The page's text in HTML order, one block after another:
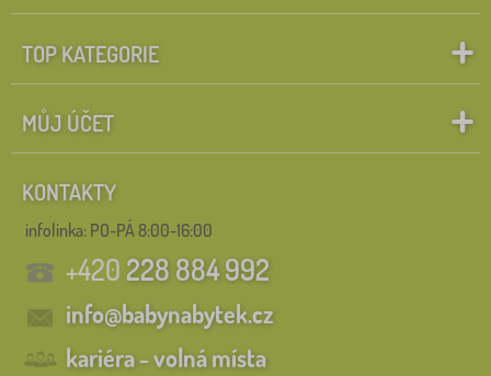
TOP KATEGORIE
MŮJ ÚČET
KONTAKTY
infolinka: PO-PÁ 8:00-16:00
+420228 884 992
info@babynabytek.cz
kariéra - volná místa